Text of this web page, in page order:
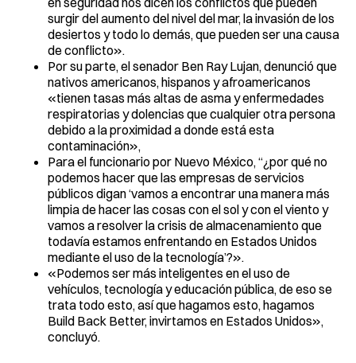
surgir del aumento del nivel del mar, la invasión de los
desiertos y todo lo demás, que pueden ser una causa
de conflicto».
Por su parte, el senador Ben Ray Lujan, denunció que
nativos americanos, hispanos y afroamericanos
«tienen tasas más altas de asma y enfermedades
respiratorias y dolencias que cualquier otra persona
debido a la proximidad a donde está esta
contaminación»,
Para el funcionario por Nuevo México, “¿por qué no
podemos hacer que las empresas de servicios
públicos digan ‘vamos a encontrar una manera más
limpia de hacer las cosas con el sol y con el viento y
vamos a resolver la crisis de almacenamiento que
todavía estamos enfrentando en Estados Unidos
mediante el uso de la tecnología’?».
«Podemos ser más inteligentes en el uso de
vehículos, tecnología y educación pública, de eso se
trata todo esto, así que hagamos esto, hagamos
Build Back Better, invirtamos en Estados Unidos»,
concluyó.